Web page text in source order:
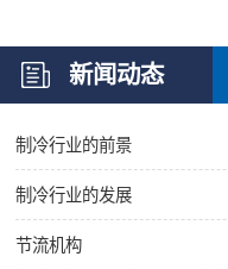
新闻动态
制冷行业的前景
制冷行业的发展
节流机构